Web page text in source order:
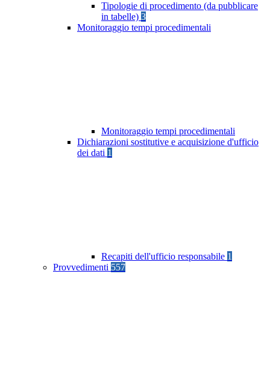
Tipologie di procedimento (da pubblicare
in tabelle) 3
Monitoraggio tempi procedimentali
Monitoraggio tempi procedimentali
Dichiarazioni sostitutive e acquisizione d'ufficio
dei dati 1
Recapiti dell'ufficio responsabile 1
Provvedimenti 557